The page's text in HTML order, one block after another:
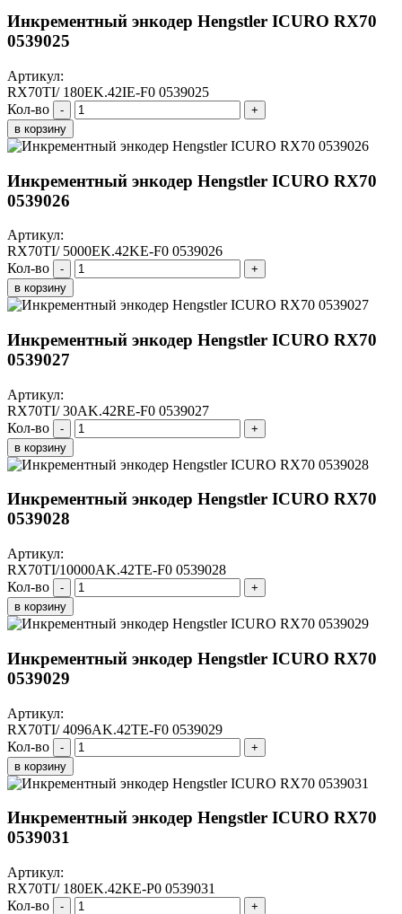
Инкрементный энкодер Hengstler ICURO RX70
0539025
Артикул:
RX70TI/ 180EK.42IE-F0 0539025
Кол-во
-
+
в корзину
Инкрементный энкодер Hengstler ICURO RX70
0539026
Артикул:
RX70TI/ 5000EK.42KE-F0 0539026
Кол-во
-
+
в корзину
Инкрементный энкодер Hengstler ICURO RX70
0539027
Артикул:
RX70TI/ 30AK.42RE-F0 0539027
Кол-во
-
+
в корзину
Инкрементный энкодер Hengstler ICURO RX70
0539028
Артикул:
RX70TI/10000AK.42TE-F0 0539028
Кол-во
-
+
в корзину
Инкрементный энкодер Hengstler ICURO RX70
0539029
Артикул:
RX70TI/ 4096AK.42TE-F0 0539029
Кол-во
-
+
в корзину
Инкрементный энкодер Hengstler ICURO RX70
0539031
Артикул:
RX70TI/ 180EK.42KE-P0 0539031
Кол-во
-
+